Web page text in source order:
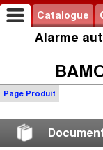
Catalogue
Alarme
Page Produit